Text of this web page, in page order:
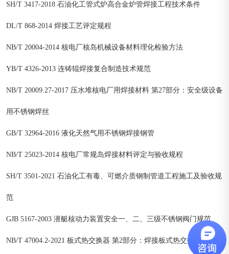
SH/T 3417-2018 石油化工管式炉高合金炉管焊接工程技术条件
DL/T 868-2014 焊接工艺评定规程
NB/T 20004-2014 核电厂核岛机械设备材料理化检验方法
YB/T 4326-2013 连铸辊焊接复合制造技术规范
NB/T 20009.27-2017 压水堆核电厂用焊接材料 第27部分：安全级设备
用不锈钢焊丝
GB/T 32964-2016 液化天然气用不锈钢焊接钢管
NB/T 25023-2014 核电厂常规岛焊接材料评定与验收规程
SH/T 3501-2021 石油化工有毒、可燃介质钢制管道工程施工及验收规
范
GJB 5167-2003 潜艇核动力装置安全一、二、三级不锈钢阀门规范
NB/T 47004.2-2021 板式热交换器 第2部分：焊接板式热交换器